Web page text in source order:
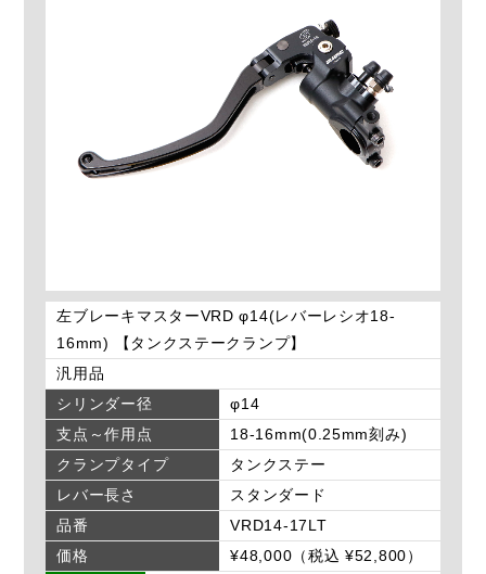
左ブレーキマスターVRD φ14(レバーレシオ18-
16mm) 【タンクステークランプ】
汎用品
シリンダー径
φ14
支点～作用点
18-16mm(0.25mm刻み)
クランプタイプ
タンクステー
レバー長さ
スタンダード
品番
VRD14-17LT
価格
¥48,000（税込 ¥52,800）